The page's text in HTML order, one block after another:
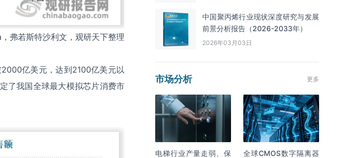
弗若斯特沙利文，观研天下整理
亿美元，达到2100亿美元以
了我国全球最大模拟芯片消费市
中国聚丙烯行业现状深度研究与发展
前景分析报告（2026-2033年）
2026年03月03日
市场分析 更多
电梯行业产量走弱、保
全球CMOS数字隔离器